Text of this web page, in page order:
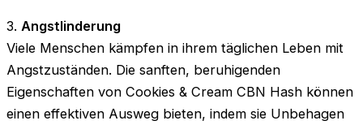
3. Angstlinderung
Viele Menschen kämpfen in ihrem täglichen Leben mit
Angstzuständen. Die sanften, beruhigenden
Eigenschaften von Cookies & Cream CBN Hash können
einen effektiven Ausweg bieten, indem sie Unbehagen